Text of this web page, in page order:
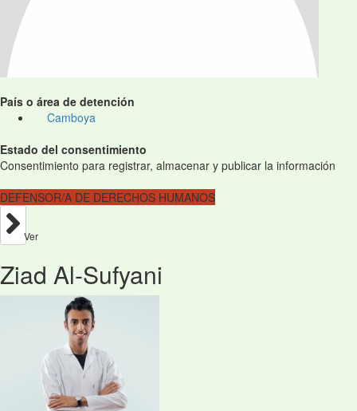
País o área de detención
Camboya
Estado del consentimiento
Consentimiento para registrar, almacenar y publicar la información
DEFENSOR/A DE DERECHOS HUMANOS
Ver
Ziad Al-Sufyani